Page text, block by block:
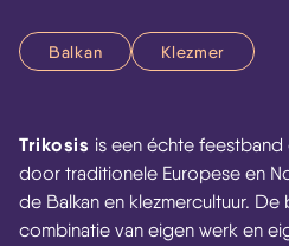
Balkan Klezmer
Trikosis is een échte feestband
door traditionele Europese en
de Balkan en klezmercultuur.
combinatie van eigen werk en